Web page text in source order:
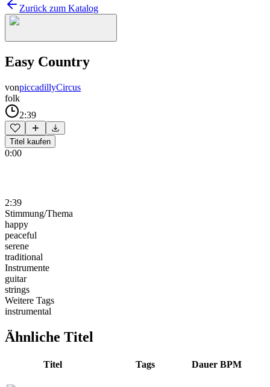
Zurück zum Katalog
Easy Country
vonpiccadillyCircus
folk
2:39
Titel kaufen
0:00
2:39
Stimmung/Thema
happy
peaceful
serene
traditional
Instrumente
guitar
strings
Weitere Tags
instrumental
Ähnliche Titel
Titel Tags Dauer BPM